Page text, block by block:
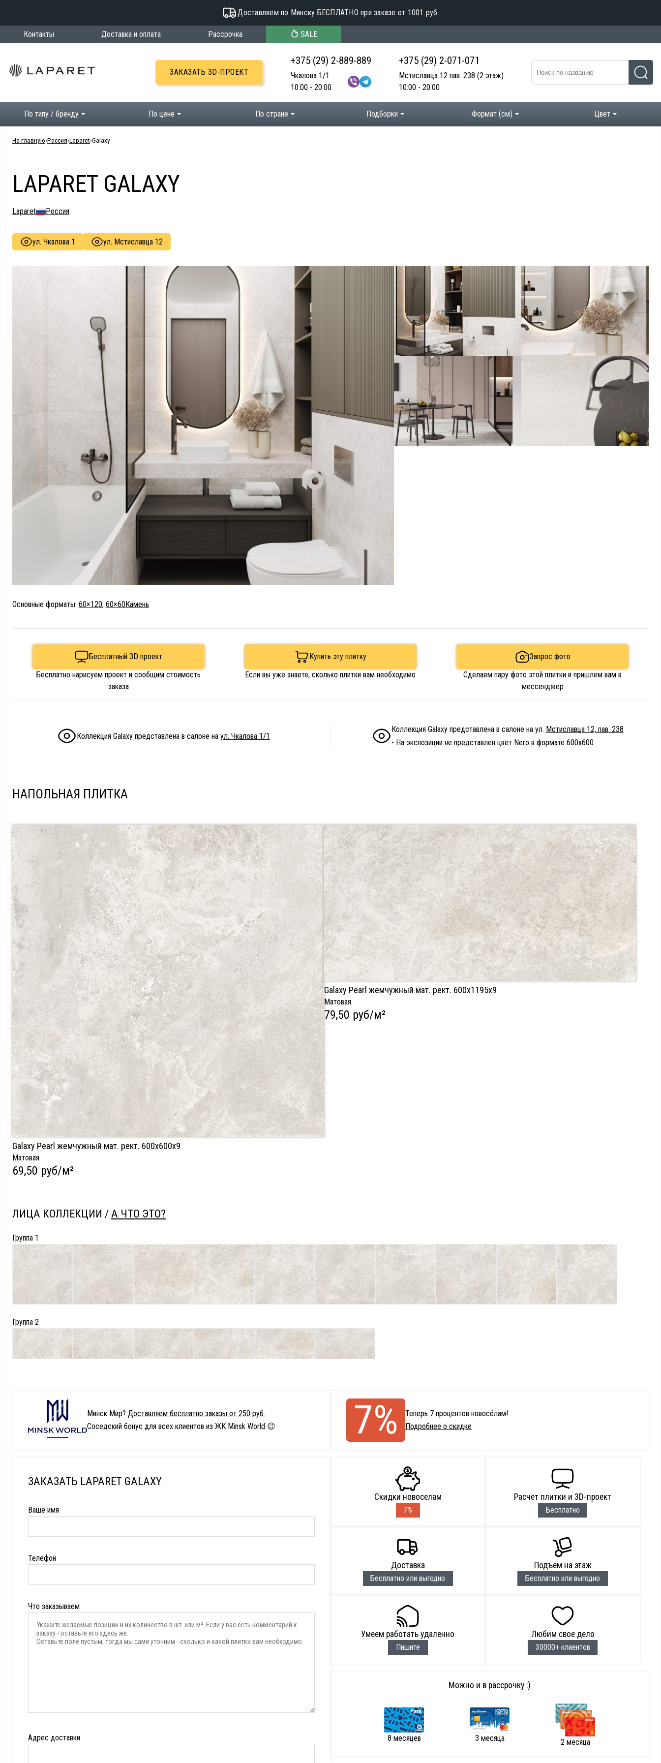
Доставляем по Минску БЕСПЛАТНО при заказе от 1001 руб.
Контакты Доставка и оплата Рассрочка SALE
ЗАКАЗАТЬ 3D-ПРОЕКТ
+375 (29) 2-889-889
Чкалова 1/1
10:00 - 20:00
+375 (29) 2-071-071
Мстиславца 12 пав. 238 (2 этаж)
10:00 - 20:00
По типу / бренду По цене По стране Подборки Формат (см) Цвет
На главную Россия Laparet Galaxy
LAPARET GALAXY
Laparet Россия
ул. Чкалова 1 ул. Мстиславца 12
Основные форматы: 60×120, 60×60Камень
Бесплатный 3D проект
Бесплатно нарисуем проект и сообщим стоимость
заказа
Купить эту плитку
Если вы уже знаете, сколько плитки вам необходимо
Запрос фото
Сделаем пару фото этой плитки и пришлем вам в
мессенджер
Коллекция Galaxy представлена в салоне на ул. Чкалова 1/1
Коллекция Galaxy представлена в салоне на ул. Мстиславца 12, пав. 238
- На экспозиции не представлен цвет Nero в формате 600х600
НАПОЛЬНАЯ ПЛИТКА
Galaxy Pearl жемчужный мат. рект. 600х600х9
Матовая
69,50 руб/м²
Galaxy Pearl жемчужный мат. рект. 600х1195х9
Матовая
79,50 руб/м²
ЛИЦА КОЛЛЕКЦИИ / А ЧТО ЭТО?
Группа 1
Группа 2
Минск Мир? Доставляем бесплатно заказы от 250 руб.
Соседский бонус для всех клиентов из ЖК Minsk World 😉
7%
Теперь 7 процентов новосёлам!
Подробнее о скидке
ЗАКАЗАТЬ LAPARET GALAXY
Ваше имя
Телефон
Что заказываем
Адрес доставки
Скидки новоселам
7%
Расчет плитки и 3D-проект
Бесплатно
Доставка
Бесплатно или выгодно
Подъем на этаж
Бесплатно или выгодно
Умеем работать удаленно
Пишите
Любим свое дело
30000+ клиентов
Можно и в рассрочку :)
8 месяцев 3 месяца 2 месяца